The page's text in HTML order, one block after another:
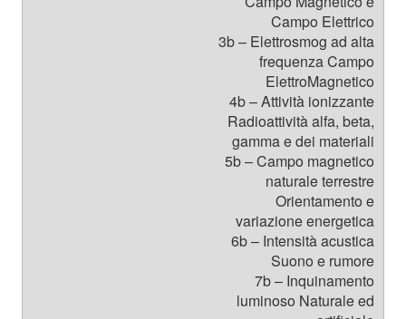
Campo Elettrico
3b – Elettrosmog ad alta
frequenza Campo
ElettroMagnetico
4b – Attività ionizzante
Radioattività alfa, beta,
gamma e dei materiali
5b – Campo magnetico
naturale terrestre
Orientamento e
variazione energetica
6b – Intensità acustica
Suono e rumore
7b – Inquinamento
luminoso Naturale ed